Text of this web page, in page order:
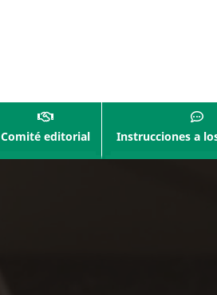
Comité editorial Instrucciones a